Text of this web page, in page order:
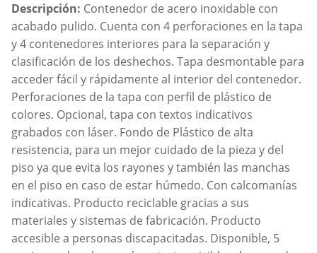
Descripción: Contenedor de acero inoxidable con
acabado pulido. Cuenta con 4 perforaciones en la tapa
y 4 contenedores interiores para la separación y
clasificación de los deshechos. Tapa desmontable para
acceder fácil y rápidamente al interior del contenedor.
Perforaciones de la tapa con perfil de plástico de
colores. Opcional, tapa con textos indicativos
grabados con láser. Fondo de Plástico de alta
resistencia, para un mejor cuidado de la pieza y del
piso ya que evita los rayones y también las manchas
en el piso en caso de estar húmedo. Con calcomanías
indicativas. Producto reciclable gracias a sus
materiales y sistemas de fabricación. Producto
accesible a personas discapacitadas. Disponible, 5